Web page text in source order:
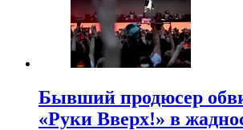
Бывший продюсер
«Руки Вверх!» в